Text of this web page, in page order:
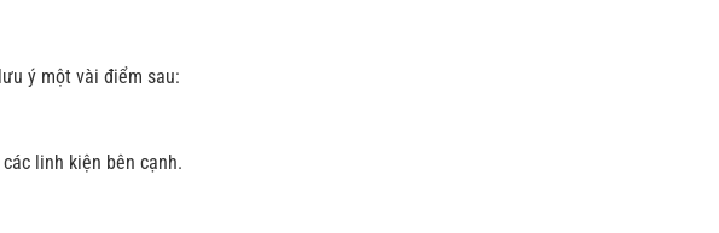
ý một vài điểm sau:
linh kiện bên cạnh.